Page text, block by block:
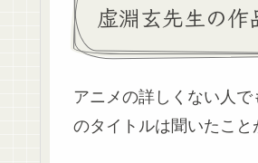
虚淵玄先生の作
アニメの詳しくない人
のタイトルは聞いたこと